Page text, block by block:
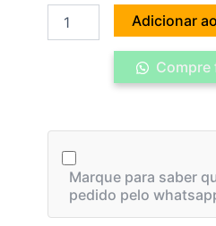
Adicionar
Compre
Marque para saber
pedido pelo